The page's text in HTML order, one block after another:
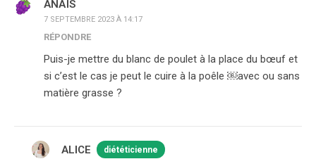
ANAÏS
7 SEPTEMBRE 2023 À 14:17
RÉPONDRE
Puis-je mettre du blanc de poulet à la place du bœuf et
si c’est le cas je peut le cuire à la poêle ￼avec ou sans
matière grasse ?
ALICE diététicienne